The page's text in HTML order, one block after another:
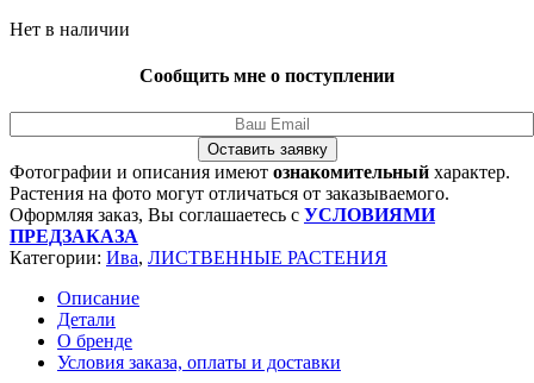
Нет в наличии
Сообщить мне о поступлении
Оставить заявку
Фотографии и описания имеют ознакомительный характер.
Растения на фото могут отличаться от заказываемого.
Оформляя заказ, Вы соглашаетесь с УСЛОВИЯМИ
ПРЕДЗАКАЗА
Категории: Ива, ЛИСТВЕННЫЕ РАСТЕНИЯ
Описание
Детали
О бренде
Условия заказа, оплаты и доставки